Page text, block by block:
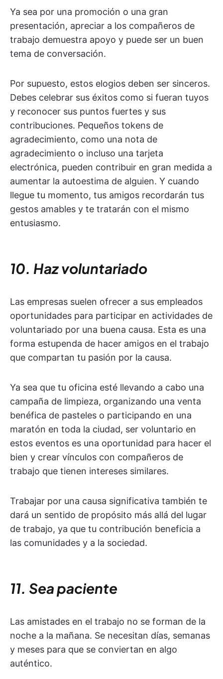
Ya sea por una promoción o una gran
presentación, apreciar a los compañeros de
trabajo demuestra apoyo y puede ser un buen
tema de conversación.
Por supuesto, estos elogios deben ser sinceros.
Debes celebrar sus éxitos como si fueran tuyos
y reconocer sus puntos fuertes y sus
contribuciones. Pequeños tokens de
agradecimiento, como una nota de
agradecimiento o incluso una tarjeta
electrónica, pueden contribuir en gran medida a
aumentar la autoestima de alguien. Y cuando
llegue tu momento, tus amigos recordarán tus
gestos amables y te tratarán con el mismo
entusiasmo.
10. Haz voluntariado
Las empresas suelen ofrecer a sus empleados
oportunidades para participar en actividades de
voluntariado por una buena causa. Esta es una
forma estupenda de hacer amigos en el trabajo
que compartan tu pasión por la causa.
Ya sea que tu oficina esté llevando a cabo una
campaña de limpieza, organizando una venta
benéfica de pasteles o participando en una
maratón en toda la ciudad, ser voluntario en
estos eventos es una oportunidad para hacer el
bien y crear vínculos con compañeros de
trabajo que tienen intereses similares.
Trabajar por una causa significativa también te
dará un sentido de propósito más allá del lugar
de trabajo, ya que tu contribución beneficia a
las comunidades y a la sociedad.
11. Sea paciente
Las amistades en el trabajo no se forman de la
noche a la mañana. Se necesitan días, semanas
y meses para que se conviertan en algo
auténtico.